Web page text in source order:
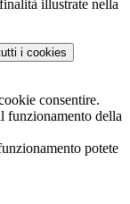
illustrate nella
i cookies
consentire.
funzionamento della
potete